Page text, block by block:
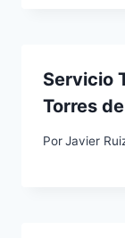
Servicio
Torres
PorJavier